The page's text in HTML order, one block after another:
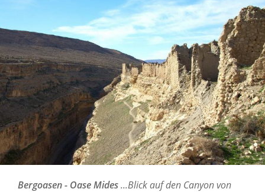
Bergoasen - Oase Mides...Blick auf den Canyon von